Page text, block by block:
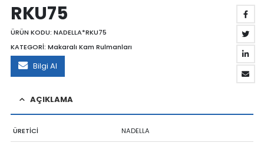
RKU75
ÜRÜN KODU: NADELLA*RKU75
KATEGORİ: Makaralı Kam Rulmanları
Bilgi Al
AÇIKLAMA
ÜRETİCİ NADELLA